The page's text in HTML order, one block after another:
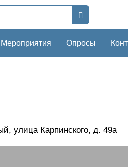
Мероприятия Опросы
улица Карпинского, д. 49а